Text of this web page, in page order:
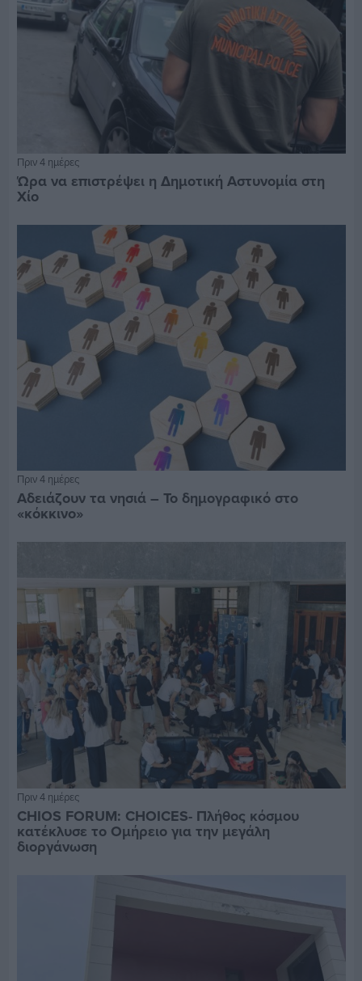
Πριν 4 ημέρες
Ώρα να επιστρέψει η Δημοτική Αστυνομία στη
Χίο
Πριν 4 ημέρες
Αδειάζουν τα νησιά – Το δημογραφικό στο
«κόκκινο»
Πριν 4 ημέρες
CHIOS FORUM: CHOICES- Πλήθος κόσμου
κατέκλυσε το Ομήρειο για την μεγάλη
διοργάνωση